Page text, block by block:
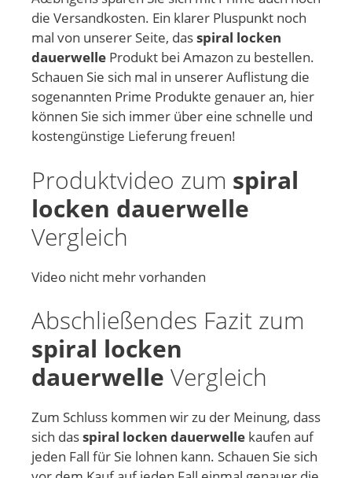
die Versandkosten. Ein klarer Pluspunkt noch
mal von unserer Seite, dasspiral locken
dauerwelle Produkt bei Amazon zu bestellen.
Schauen Sie sich mal in unserer Auflistung die
sogenannten Prime Produkte genauer an, hier
können Sie sich immer über eine schnelle und
kostengünstige Lieferung freuen!
Produktvideo zum spiral
locken dauerwelle
Vergleich
Video nicht mehr vorhanden
Abschließendes Fazit zum
spiral locken
dauerwelle Vergleich
Zum Schluss kommen wir zu der Meinung, dass
sich dasspiral locken dauerwelle kaufen auf
jeden Fall für Sie lohnen kann. Schauen Sie sich